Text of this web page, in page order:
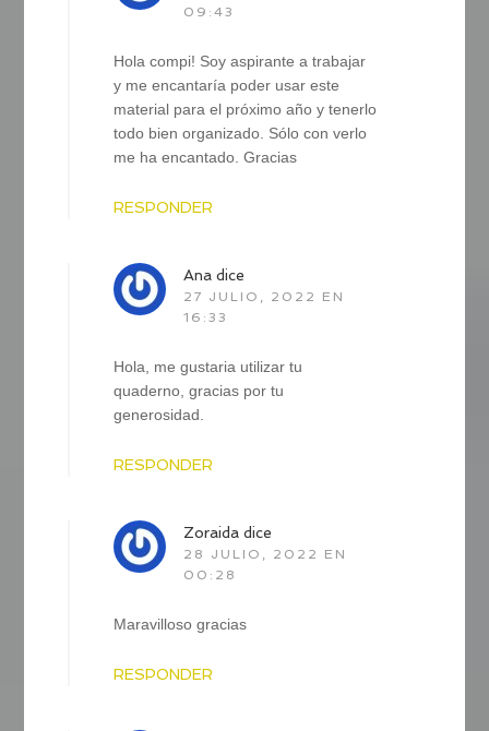
09:43
Hola compi! Soy aspirante a trabajar
y me encantaría poder usar este
material para el próximo año y tenerlo
todo bien organizado. Sólo con verlo
me ha encantado. Gracias
RESPONDER
Ana dice
27 JULIO, 2022 EN
16:33
Hola, me gustaria utilizar tu
quaderno, gracias por tu
generosidad.
RESPONDER
Zoraida dice
28 JULIO, 2022 EN
00:28
Maravilloso gracias
RESPONDER